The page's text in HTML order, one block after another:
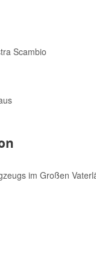
Scambio
im Großen